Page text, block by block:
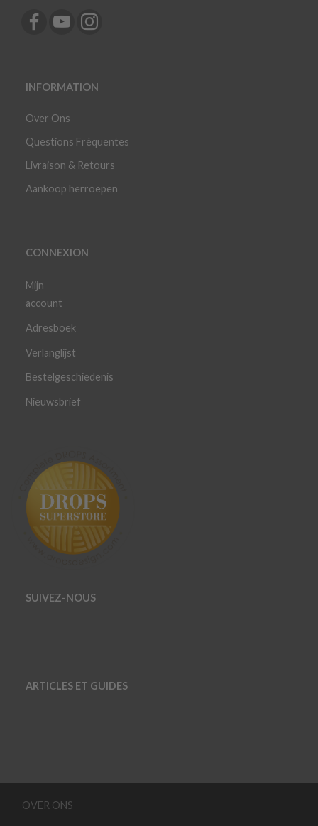
INFORMATION
Over Ons
Questions Fréquentes
Livraison & Retours
Aankoop herroepen
CONNEXION
Mijn
account
Adresboek
Verlanglijst
Bestelgeschiedenis
Nieuwsbrief
SUIVEZ-NOUS
ARTICLES ET GUIDES
OVER ONS